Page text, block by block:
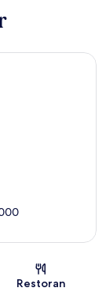
Restoran